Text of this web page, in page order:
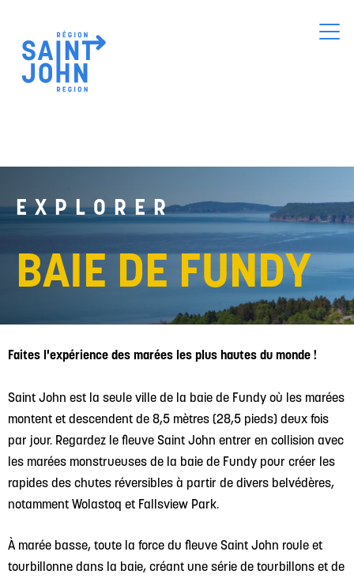
main
content
EXPLORER
BAIE DE FUNDY
Faites l'expérience des marées les plus hautes du monde !
Saint John est la seule ville de la baie de Fundy où les marées
montent et descendent de 8,5 mètres (28,5 pieds) deux fois
par jour. Regardez le fleuve Saint John entrer en collision avec
les marées monstrueuses de la baie de Fundy pour créer les
rapides des chutes réversibles à partir de divers belvédères,
notamment Wolastoq et Fallsview Park.
À marée basse, toute la force du fleuve Saint John roule et
tourbillonne dans la baie, créant une série de tourbillons et de